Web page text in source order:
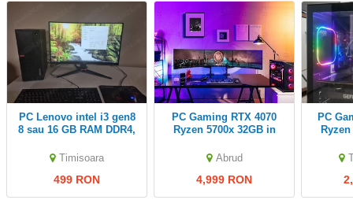
PC Lenovo intel i3 gen8
8 sau 16 GB RAM DDR4,
PS4
Timisoara
499 RON
PC Gaming RTX 4070
Ryzen 5700x 32GB in
Abrud
4,999 RON
PC Gaming RTX 3050,